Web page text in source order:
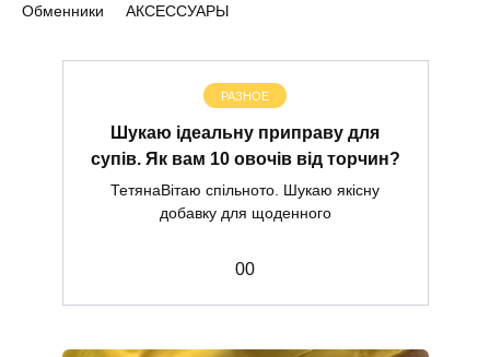
Обменники
АКСЕССУАРЫ
РАЗНОЕ
Шукаю ідеальну приправу для
супів. Як вам 10 овочів від торчин?
ТетянаВітаю спільното. Шукаю якісну
добавку для щоденного
00